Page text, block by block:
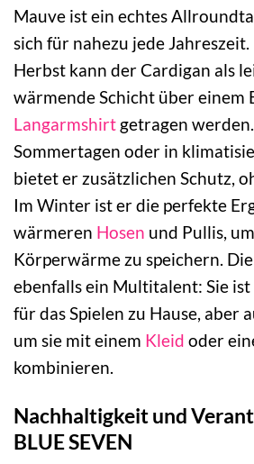
Mauve ist ein echtes
sich für nahezu jede
Herbst kann der Cardigan als
wärmende Schicht über einem
Langarmshirt getragen
Sommertagen oder in
bietet er zusätzlichen Schutz,
Im Winter ist er die perfekte
wärmeren Hosen und Pullis,
Körperwärme zu speichern.
ebenfalls ein Multitalent: Sie
für das Spielen zu Hause, aber
um sie mit einem Kleid oder
kombinieren.
Nachhaltigkeit und
BLUE SEVEN